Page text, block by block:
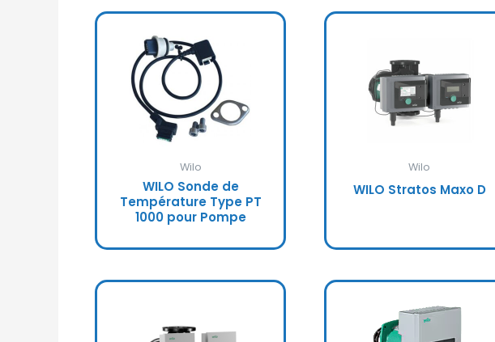
Wilo
WILO Sonde de
Température Type PT
1000 pour Pompe
Wilo
WILO Stratos Maxo D